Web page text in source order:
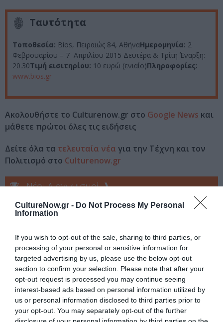
CultureNow.gr - Do Not Process My Personal
Information
If you wish to opt-out of the sale, sharing to third parties, or
processing of your personal or sensitive information for
targeted advertising by us, please use the below opt-out
section to confirm your selection. Please note that after your
opt-out request is processed you may continue seeing
interest-based ads based on personal information utilized by
us or personal information disclosed to third parties prior to
your opt-out. You may separately opt-out of the further
Ταυτότητα
Τοποθεσία: Bios, Πειραιώς 84, ΑθήναΗμερομηνία: 2
Φεβρουαρίου – 7 Απριλίου 2015 Δευτέρα & Τρίτη Έναρξη:
20.30Τιμή εισιτηρίου: 10 ευρώ (ενιαίο)Πληροφορίες:
www.bios.gr
Ακολουθήστε το Culturenow.gr στο Google News και
μάθετε πρώτοι όλες τις ειδήσεις
Δείτε όλα τα τελευταία νέα για την Τέχνη και τον
Πολιτισμό στο Culturenow.gr
Νέοι Διαγωνισμοί❯
Tags
Newsletter
Κάθε βδομάδα στο e-mail σας τα τελευταία νέα για
την Τέχνη και τον Πολιτισμό!